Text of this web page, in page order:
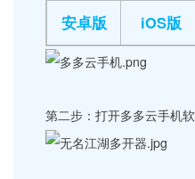
安卓版 iOS版
第二步：打开多多云手机